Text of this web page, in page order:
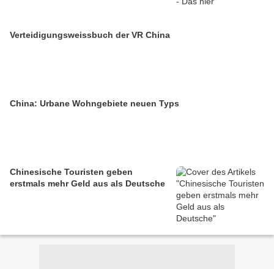
Verteidigungsweissbuch der VR China
China: Urbane Wohngebiete neuen Typs
Chinesische Touristen geben
erstmals mehr Geld aus als Deutsche